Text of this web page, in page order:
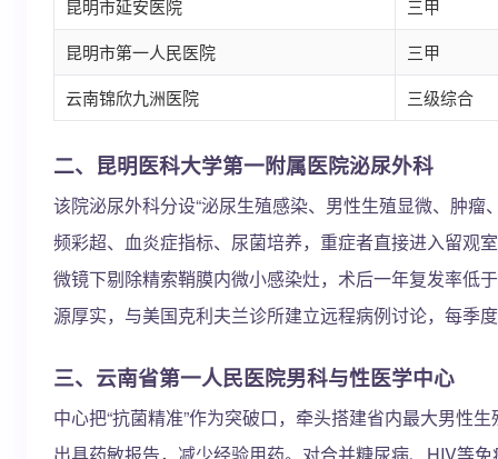
昆明市延安医院
三甲
昆明市第一人民医院
三甲
云南锦欣九洲医院
三级综合
二、昆明医科大学第一附属医院泌尿外科
该院泌尿外科分设“泌尿生殖感染、男性生殖显微、肿
频彩超、血炎症指标、尿菌培养，重症者直接进入留观
微镜下剔除精索鞘膜内微小感染灶，术后一年复发率低
源厚实，与美国克利夫兰诊所建立远程病例讨论，每季
三、云南省第一人民医院男科与性医学中心
中心把“抗菌精准”作为突破口，牵头搭建省内最大男性